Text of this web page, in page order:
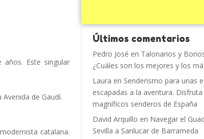
Este singular
de Gaudí.
catalana.
Últimos comentarios
Pedro José en Talonarios y
¿Cuáles son los mejores y los
Laura en Senderismo para unas
escapadas a la aventura.
magníficos senderos de España
David Arquillo en Navegar el
Sevilla a Sanlucar de Barrameda